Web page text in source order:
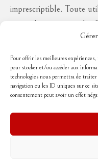
Pour offrir les meilleures
pour stocker et/ou accéder aux
technologies nous permettra de
navigation ou les ID uniques sur ce
consentement peut avoir un effet
imprescriptible. Toute
partie des oeuvres à des
diffusion publique, sous
interdite sans
voir réclamer des
Suivez-moi